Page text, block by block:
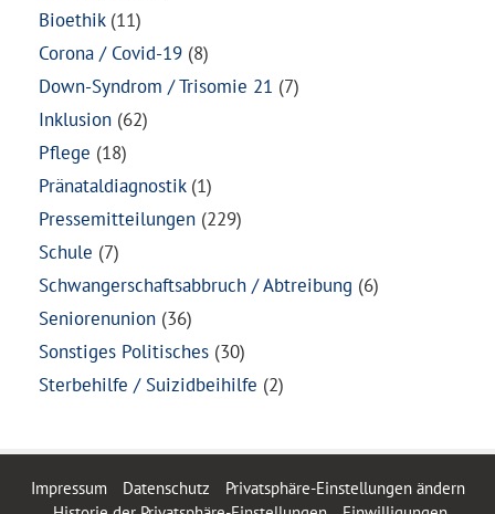
Bioethik(11)
Corona / Covid-19 (8)
Down-Syndrom / Trisomie 21 (7)
Inklusion (62)
Pflege (18)
Pränataldiagnostik(1)
Pressemitteilungen (229)
Schule (7)
Schwangerschaftsabbruch / Abtreibung (6)
Seniorenunion (36)
Sonstiges Politisches (30)
Sterbehilfe / Suizidbeihilfe (2)
Impressum Datenschutz
Privatsphäre-Einstellungen ändern